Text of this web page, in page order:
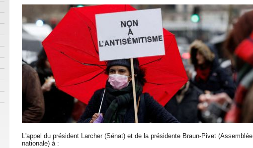
L'appel du président Larcher (Sénat) et de la présidente Braun-Pivet (Assemblée
nationale) à :